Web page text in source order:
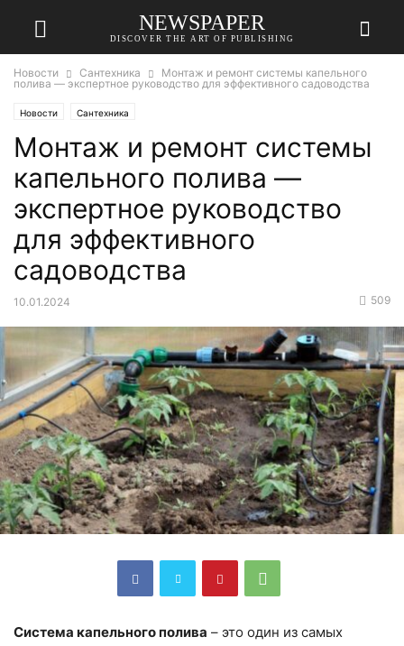
NEWSPAPER
DISCOVER THE ART OF PUBLISHING
Новости Сантехника
Монтаж и ремонт системы капельного
полива — экспертное руководство для эффективного садоводства
Новости Сантехника
Монтаж и ремонт системы
капельного полива —
экспертное руководство
для эффективного
садоводства
10.01.2024 509
Система капельного полива – это один из самых